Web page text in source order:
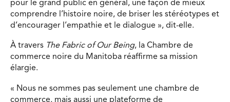
pour le grand public en général, une façon de mieux
comprendre l’histoire noire, de briser les stéréotypes et
d’encourager l’empathie et le dialogue », dit-elle.
À travers The Fabric of Our Being, la Chambre de
commerce noire du Manitoba réaffirme sa mission
élargie.
« Nous ne sommes pas seulement une chambre de
commerce, mais aussi une plateforme de